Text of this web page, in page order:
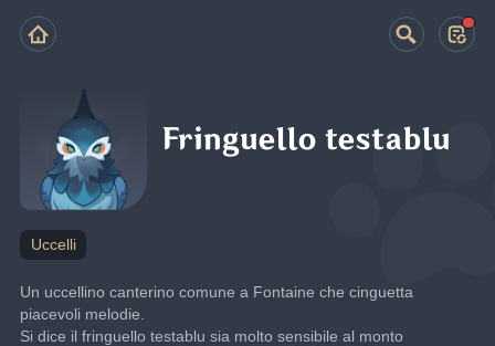
Fringuello testablu
Uccelli
Un uccellino canterino comune a Fontaine che cinguetta
piacevoli melodie.
Si dice il fringuello testablu sia molto sensibile al monto